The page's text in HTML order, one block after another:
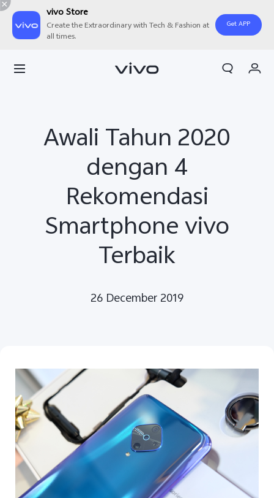
vivo Store
Create the Extraordinary with Tech & Fashion at
all times.
Get APP
Indonesia | Pilih negara/wilayah
Akun Saya
Awali Tahun 2020
dengan 4
Rekomendasi
Smartphone vivo
Terbaik
26 December 2019